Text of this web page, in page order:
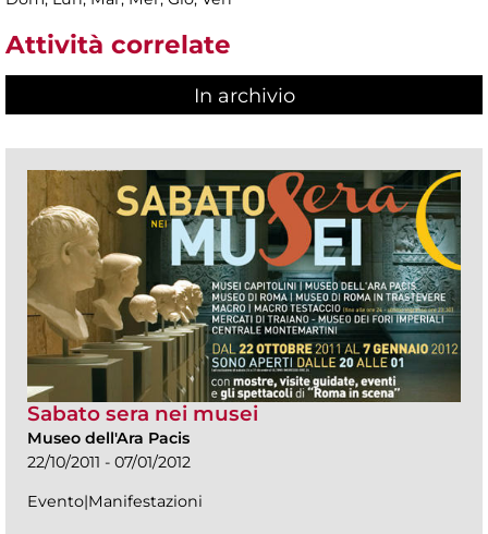
Attività correlate
In archivio
Sabato sera nei musei
Museo dell'Ara Pacis
22/10/2011 - 07/01/2012
Evento|Manifestazioni